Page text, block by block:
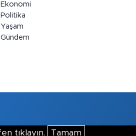
Ekonomi
Politika
Yaşam
Gündem
tıklayın. Tamam